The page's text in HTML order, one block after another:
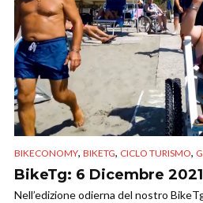
BIKECONOMY, BIKETG, CICLO TURISMO,
BikeTg: 6 Dicembre 2021
Nell’edizione odierna del nostro